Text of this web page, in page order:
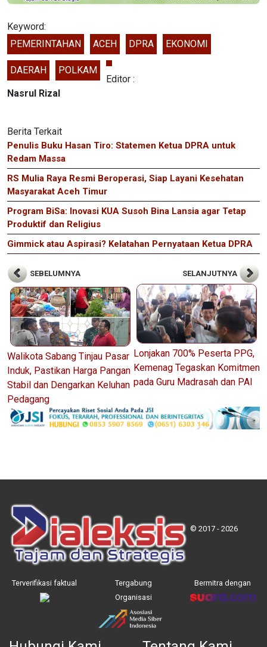
Keyword:
PEMERINTAHAN
ACEH DPRA EKONOMI
DAERAH POLKAM
Editor :
Nasrul Rizal
Berita Terkait
Penulis Buku Hasan Tiro: Statemen Ketua DPRA untuk
Redam Massa
RS Mulia Raya Resmi Beroperasi, Siap Layani Kesehatan
Masyarakat Aceh Timur
Program BiSa: Inovasi KUA Susoh Bina Lansia agar Tetap
Produktif dan Religius
Gimmick atau Aspirasi? Kelatahan Pernyataan Ketua DPRA
SEBELUMNYA
Walikota Sabang Tinjau Pasar
Induk, Pastikan Harga Pangan
Stabil dan Dengarkan Keluhan
Pedagang
SELANJUTNYA
Lonjakan 700% Peserta PPG,
Kemenag Tegaskan Komitmen
pada Guru Madrasah dan PAI
© 2017 - 2026
Terverifikasi faktual
Tergabung
Organisasi
Bermitra dengan